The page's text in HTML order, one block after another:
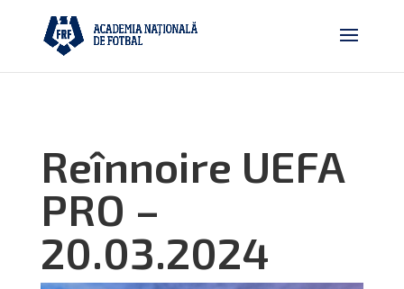
Reînnoire UEFA
PRO –
20.03.2024